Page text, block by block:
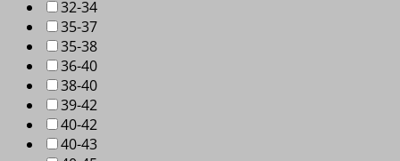
32-34
35-37
35-38
36-40
38-40
39-42
40-42
40-43